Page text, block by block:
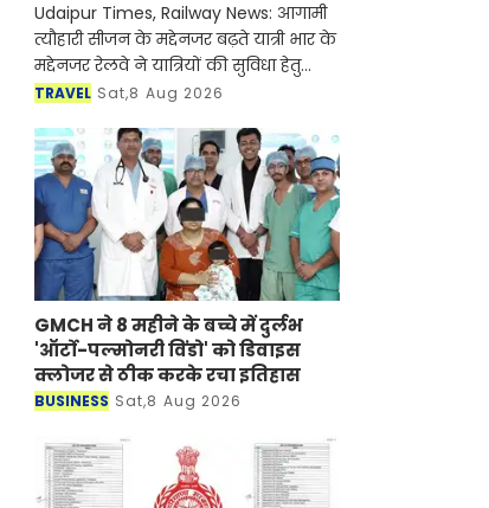
Udaipur Times, Railway News: आगामी
त्यौहारी सीजन के मद्देनजर बढ़ते यात्री भार के
मद्देनजर रेलवे ने यात्रियों की सुविधा हेतु
जयपुर बांद्रा टर्मिनस जयपुर साप्ताहिक
TRAVEL Sat,8 Aug 2026
GMCH ने 8 महीने के बच्चे में दुर्लभ
'ऑर्टो-पल्मोनरी विंडो' को डिवाइस
क्लोजर से ठीक करके रचा इतिहास
BUSINESS Sat,8 Aug 2026